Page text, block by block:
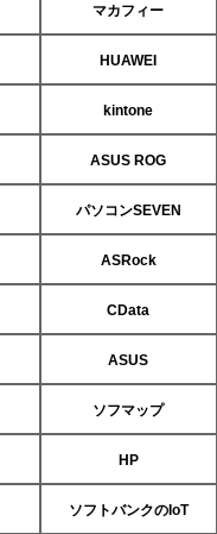
マカフィー
HUAWEI
kintone
ASUS ROG
パソコンSEVEN
ASRock
CData
ASUS
ソフマップ
HP
ソフトバンクのIoT